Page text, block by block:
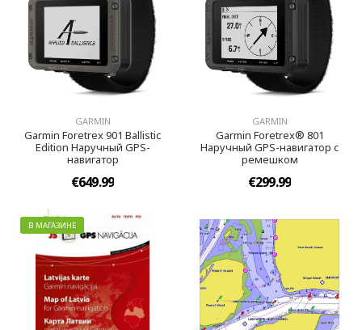
GARMIN
Garmin Foretrex 901 Ballistic
Edition Наручный GPS-
навигатор
€649.99
GARMIN
Garmin Foretrex® 801
Наручный GPS-навигатор с
ремешком
€299.99
В МАГАЗИНЕ